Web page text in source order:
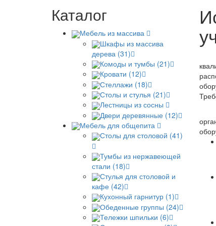
Каталог
Мебель из массива
Шкафы из массива
дерева (31)
Комоды и тумбы (21)
Кровати (12)
Стеллажи (18)
Столы и стулья (21)
Лестницы из сосны
Двери деревянные (12)
Мебель для общепита
Столы для столовой (41)
Тумбы из нержавеющей
стали (18)
Стулья для столовой и
кафе (42)
Кухонный гарнитур (1)
Обеденные группы (24)
Тележки шпильки (6)